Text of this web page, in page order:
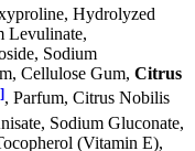
Hydrolyzed
Levulinate,
Sodium
Cellulose Gum, Citrus
, Parfum, Citrus Nobilis
Sodium Gluconate,
(Vitamin E),